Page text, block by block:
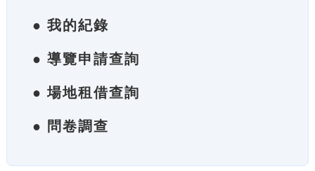
● 我的紀錄
● 導覽申請查詢
● 場地租借查詢
● 問卷調查